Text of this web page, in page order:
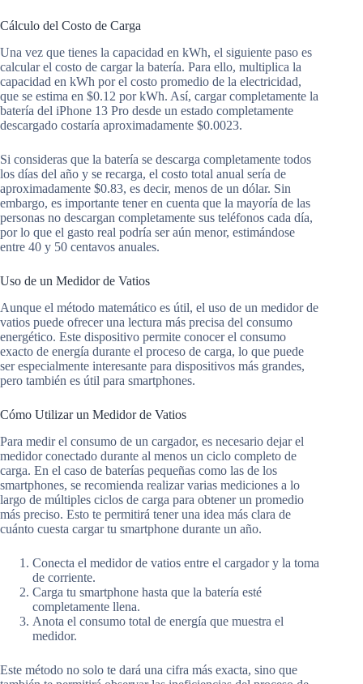
Cálculo del Costo de Carga
Una vez que tienes la capacidad en kWh, el siguiente paso es
calcular el costo de cargar la batería. Para ello, multiplica la
capacidad en kWh por el costo promedio de la electricidad,
que se estima en $0.12 por kWh. Así, cargar completamente la
batería del iPhone 13 Pro desde un estado completamente
descargado costaría aproximadamente $0.0023.
Si consideras que la batería se descarga completamente todos
los días del año y se recarga, el costo total anual sería de
aproximadamente $0.83, es decir, menos de un dólar. Sin
embargo, es importante tener en cuenta que la mayoría de las
personas no descargan completamente sus teléfonos cada día,
por lo que el gasto real podría ser aún menor, estimándose
entre 40 y 50 centavos anuales.
Uso de un Medidor de Vatios
Aunque el método matemático es útil, el uso de un medidor de
vatios puede ofrecer una lectura más precisa del consumo
energético. Este dispositivo permite conocer el consumo
exacto de energía durante el proceso de carga, lo que puede
ser especialmente interesante para dispositivos más grandes,
pero también es útil para smartphones.
Cómo Utilizar un Medidor de Vatios
Para medir el consumo de un cargador, es necesario dejar el
medidor conectado durante al menos un ciclo completo de
carga. En el caso de baterías pequeñas como las de los
smartphones, se recomienda realizar varias mediciones a lo
largo de múltiples ciclos de carga para obtener un promedio
más preciso. Esto te permitirá tener una idea más clara de
cuánto cuesta cargar tu smartphone durante un año.
Conecta el medidor de vatios entre el cargador y la toma
de corriente.
Carga tu smartphone hasta que la batería esté
completamente llena.
Anota el consumo total de energía que muestra el
medidor.
Este método no solo te dará una cifra más exacta, sino que